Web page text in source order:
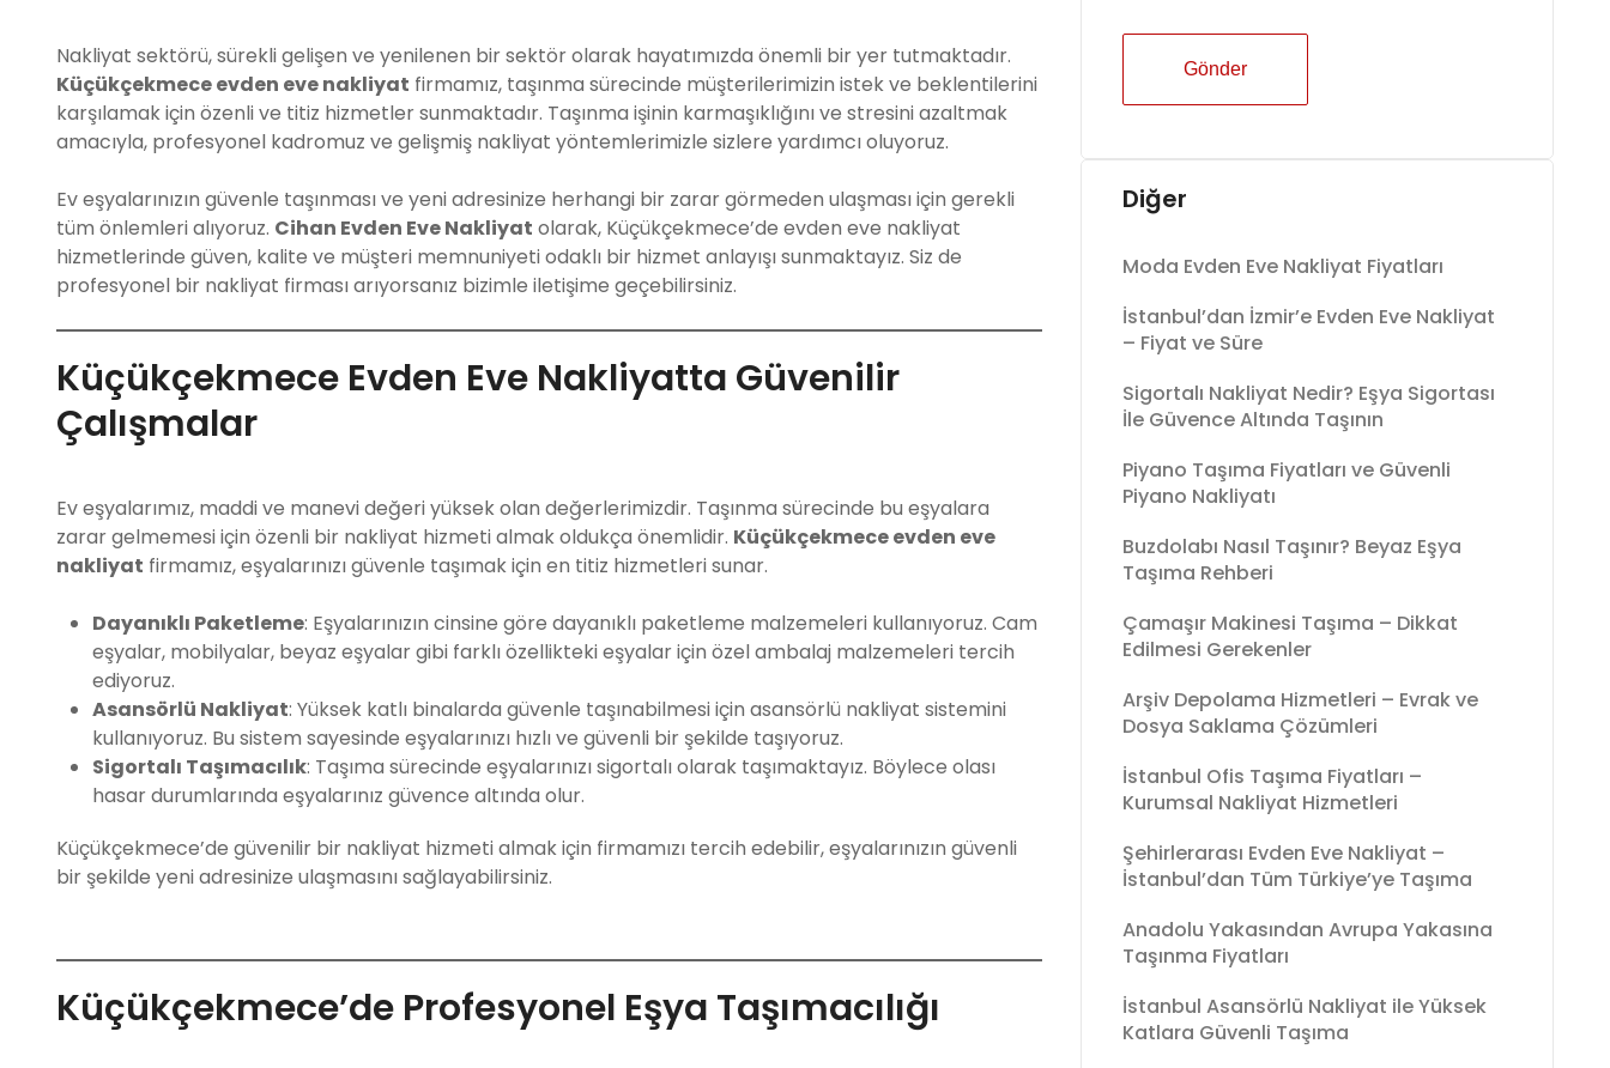
Nakliyat sektörü, sürekli gelişen ve yenilenen bir sektör olarak hayatımızda önemli bir yer tutmaktadır.
Küçükçekmece evden eve nakliyat firmamız, taşınma sürecinde müşterilerimizin istek ve beklentilerini
karşılamak için özenli ve titiz hizmetler sunmaktadır. Taşınma işinin karmaşıklığını ve stresini azaltmak
amacıyla, profesyonel kadromuz ve gelişmiş nakliyat yöntemlerimizle sizlere yardımcı oluyoruz.
Ev eşyalarınızın güvenle taşınması ve yeni adresinize herhangi bir zarar görmeden ulaşması için gerekli
tüm önlemleri alıyoruz. Cihan Evden Eve Nakliyat olarak, Küçükçekmece’de evden eve nakliyat
hizmetlerinde güven, kalite ve müşteri memnuniyeti odaklı bir hizmet anlayışı sunmaktayız. Siz de
profesyonel bir nakliyat firması arıyorsanız bizimle iletişime geçebilirsiniz.
Küçükçekmece Evden Eve Nakliyatta Güvenilir
Çalışmalar
Ev eşyalarımız, maddi ve manevi değeri yüksek olan değerlerimizdir. Taşınma sürecinde bu eşyalara
zarar gelmemesi için özenli bir nakliyat hizmeti almak oldukça önemlidir. Küçükçekmece evden eve
nakliyat firmamız, eşyalarınızı güvenle taşımak için en titiz hizmetleri sunar.
Dayanıklı Paketleme: Eşyalarınızın cinsine göre dayanıklı paketleme malzemeleri kullanıyoruz. Cam
eşyalar, mobilyalar, beyaz eşyalar gibi farklı özellikteki eşyalar için özel ambalaj malzemeleri tercih
ediyoruz.
Asansörlü Nakliyat: Yüksek katlı binalarda güvenle taşınabilmesi için asansörlü nakliyat sistemini
kullanıyoruz. Bu sistem sayesinde eşyalarınızı hızlı ve güvenli bir şekilde taşıyoruz.
Sigortalı Taşımacılık: Taşıma sürecinde eşyalarınızı sigortalı olarak taşımaktayız. Böylece olası
hasar durumlarında eşyalarınız güvence altında olur.
Küçükçekmece’de güvenilir bir nakliyat hizmeti almak için firmamızı tercih edebilir, eşyalarınızın güvenli
bir şekilde yeni adresinize ulaşmasını sağlayabilirsiniz.
Küçükçekmece’de Profesyonel Eşya Taşımacılığı
Gönder
Diğer
Moda Evden Eve Nakliyat Fiyatları
İstanbul’dan İzmir’e Evden Eve Nakliyat
– Fiyat ve Süre
Sigortalı Nakliyat Nedir? Eşya Sigortası
İle Güvence Altında Taşının
Piyano Taşıma Fiyatları ve Güvenli
Piyano Nakliyatı
Buzdolabı Nasıl Taşınır? Beyaz Eşya
Taşıma Rehberi
Çamaşır Makinesi Taşıma – Dikkat
Edilmesi Gerekenler
Arşiv Depolama Hizmetleri – Evrak ve
Dosya Saklama Çözümleri
İstanbul Ofis Taşıma Fiyatları –
Kurumsal Nakliyat Hizmetleri
Şehirlerarası Evden Eve Nakliyat –
İstanbul’dan Tüm Türkiye’ye Taşıma
Anadolu Yakasından Avrupa Yakasına
Taşınma Fiyatları
İstanbul Asansörlü Nakliyat ile Yüksek
Katlara Güvenli Taşıma